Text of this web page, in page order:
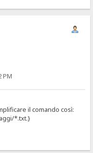
PM
il comando così:
*.txt.}